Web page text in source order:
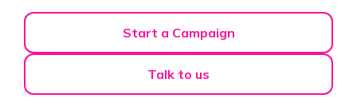
Start a Campaign
Talk to us